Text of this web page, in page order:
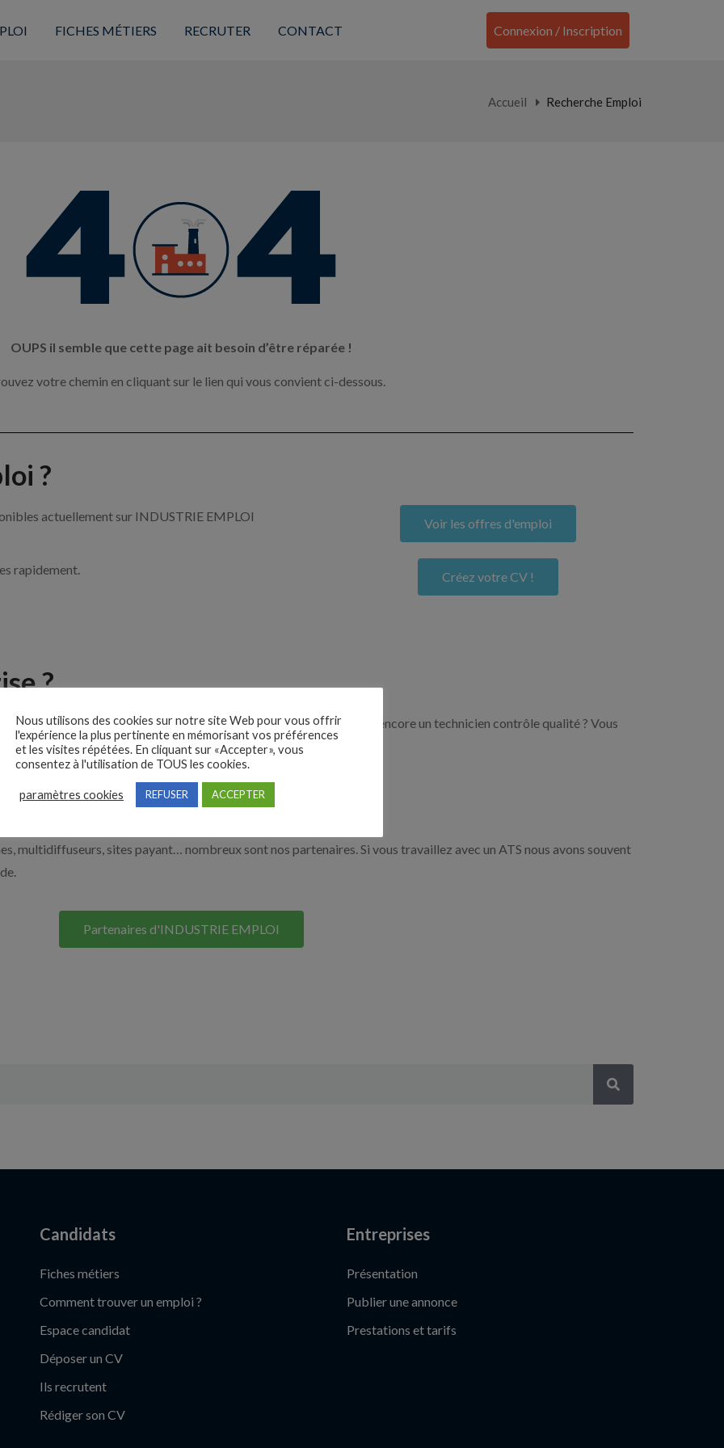
FICHES MÉTIERS RECRUTER CONTACT Connexion / Inscription
Accueil Recherche Emploi
OUPS il semble que cette page ait besoin d’être réparée !
votre chemin en cliquant sur le lien qui vous convient ci-dessous.
?
actuellement sur INDUSTRIE EMPLOI Voir les offres d'emploi
rapidement. Créez votre CV !
?
l’industrie par exemple un mécanicien maintenance, un cariste ou encore un technicien contrôle qualité ? Vous
aider à recruter en cliquant sur le bouton ci-dessous.
Nos solutions entreprises
multidiffuseurs, sites payant… nombreux sont nos partenaires. Si vous travaillez avec un ATS nous avons souvent
Partenaires d'INDUSTRIE EMPLOI
Candidats
Fiches métiers
Comment trouver un emploi ?
Espace candidat
Déposer un CV
Ils recrutent
Rédiger son CV
Entreprises
Présentation
Publier une annonce
Prestations et tarifs
Nous utilisons des cookies sur notre site Web pour vous offrir
l'expérience la plus pertinente en mémorisant vos préférences
et les visites répétées. En cliquant sur «Accepter», vous
consentez à l'utilisation de TOUS les cookies.
paramètres cookies REFUSER ACCEPTER